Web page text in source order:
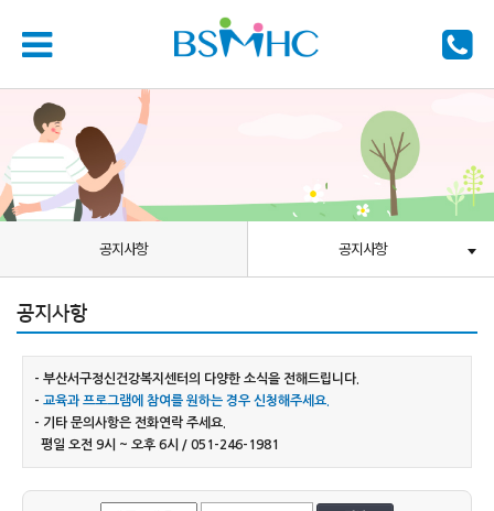
공지사항 공지사항
공지사항
- 부산서구정신건강복지센터의 다양한 소식을 전해드립니다.
- 교육과 프로그램에 참여를 원하는 경우 신청해주세요.
- 기타 문의사항은 전화연락 주세요.
평일 오전 9시 ~ 오후 6시 / 051-246-1981